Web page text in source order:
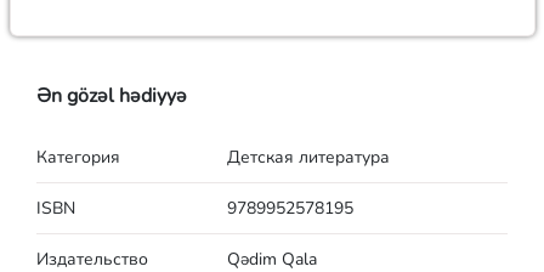
Ən gözəl hədiyyə
Категория Детская литература
ISBN 9789952578195
Издательство Qədim Qala